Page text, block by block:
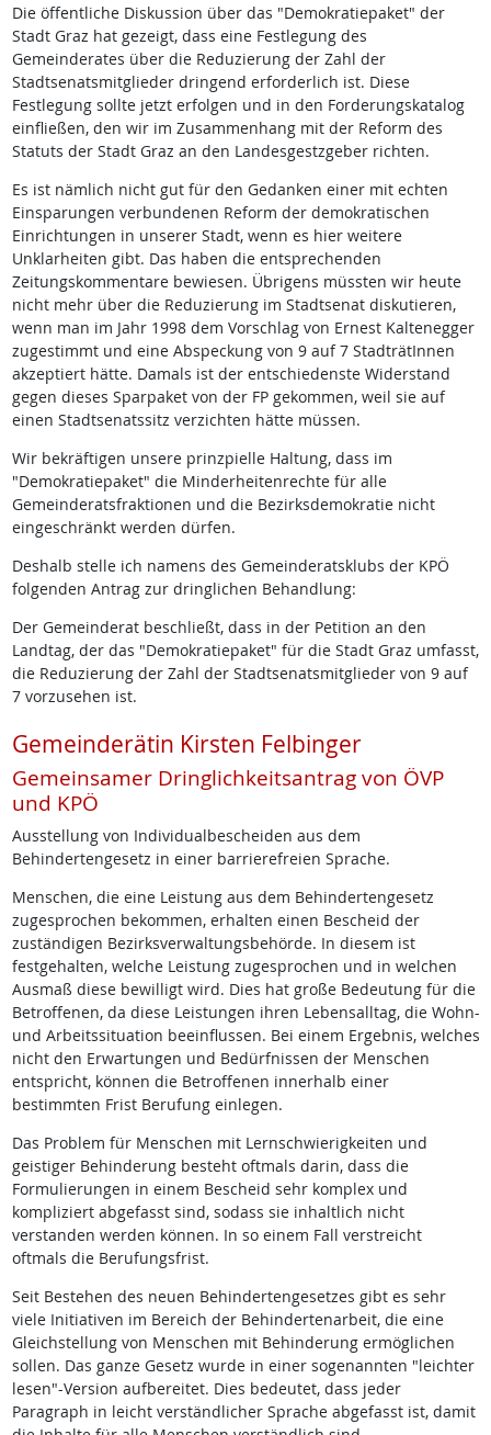
Die öffentliche Diskussion über das "Demokratiepaket" der
Stadt Graz hat gezeigt, dass eine Festlegung des
Gemeinderates über die Reduzierung der Zahl der
Stadtsenatsmitglieder dringend erforderlich ist. Diese
Festlegung sollte jetzt erfolgen und in den Forderungskatalog
einfließen, den wir im Zusammenhang mit der Reform des
Statuts der Stadt Graz an den Landesgestzgeber richten.
Es ist nämlich nicht gut für den Gedanken einer mit echten
Einsparungen verbundenen Reform der demokratischen
Einrichtungen in unserer Stadt, wenn es hier weitere
Unklarheiten gibt. Das haben die entsprechenden
Zeitungskommentare bewiesen. Übrigens müssten wir heute
nicht mehr über die Reduzierung im Stadtsenat diskutieren,
wenn man im Jahr 1998 dem Vorschlag von Ernest Kaltenegger
zugestimmt und eine Abspeckung von 9 auf 7 StadträtInnen
akzeptiert hätte. Damals ist der entschiedenste Widerstand
gegen dieses Sparpaket von der FP gekommen, weil sie auf
einen Stadtsenatssitz verzichten hätte müssen.
Wir bekräftigen unsere prinzpielle Haltung, dass im
"Demokratiepaket" die Minderheitenrechte für alle
Gemeinderatsfraktionen und die Bezirksdemokratie nicht
eingeschränkt werden dürfen.
Deshalb stelle ich namens des Gemeinderatsklubs der KPÖ
folgenden Antrag zur dringlichen Behandlung:
Der Gemeinderat beschließt, dass in der Petition an den
Landtag, der das "Demokratiepaket" für die Stadt Graz umfasst,
die Reduzierung der Zahl der Stadtsenatsmitglieder von 9 auf
7 vorzusehen ist.
Gemeinderätin Kirsten Felbinger
Gemeinsamer Dringlichkeitsantrag von ÖVP
und KPÖ
Ausstellung von Individualbescheiden aus dem
Behindertengesetz in einer barrierefreien Sprache.
Menschen, die eine Leistung aus dem Behindertengesetz
zugesprochen bekommen, erhalten einen Bescheid der
zuständigen Bezirksverwaltungsbehörde. In diesem ist
festgehalten, welche Leistung zugesprochen und in welchen
Ausmaß diese bewilligt wird. Dies hat große Bedeutung für die
Betroffenen, da diese Leistungen ihren Lebensalltag, die Wohn-
und Arbeitssituation beeinflussen. Bei einem Ergebnis, welches
nicht den Erwartungen und Bedürfnissen der Menschen
entspricht, können die Betroffenen innerhalb einer
bestimmten Frist Berufung einlegen.
Das Problem für Menschen mit Lernschwierigkeiten und
geistiger Behinderung besteht oftmals darin, dass die
Formulierungen in einem Bescheid sehr komplex und
kompliziert abgefasst sind, sodass sie inhaltlich nicht
verstanden werden können. In so einem Fall verstreicht
oftmals die Berufungsfrist.
Seit Bestehen des neuen Behindertengesetzes gibt es sehr
viele Initiativen im Bereich der Behindertenarbeit, die eine
Gleichstellung von Menschen mit Behinderung ermöglichen
sollen. Das ganze Gesetz wurde in einer sogenannten "leichter
lesen"-Version aufbereitet. Dies bedeutet, dass jeder
Paragraph in leicht verständlicher Sprache abgefasst ist, damit